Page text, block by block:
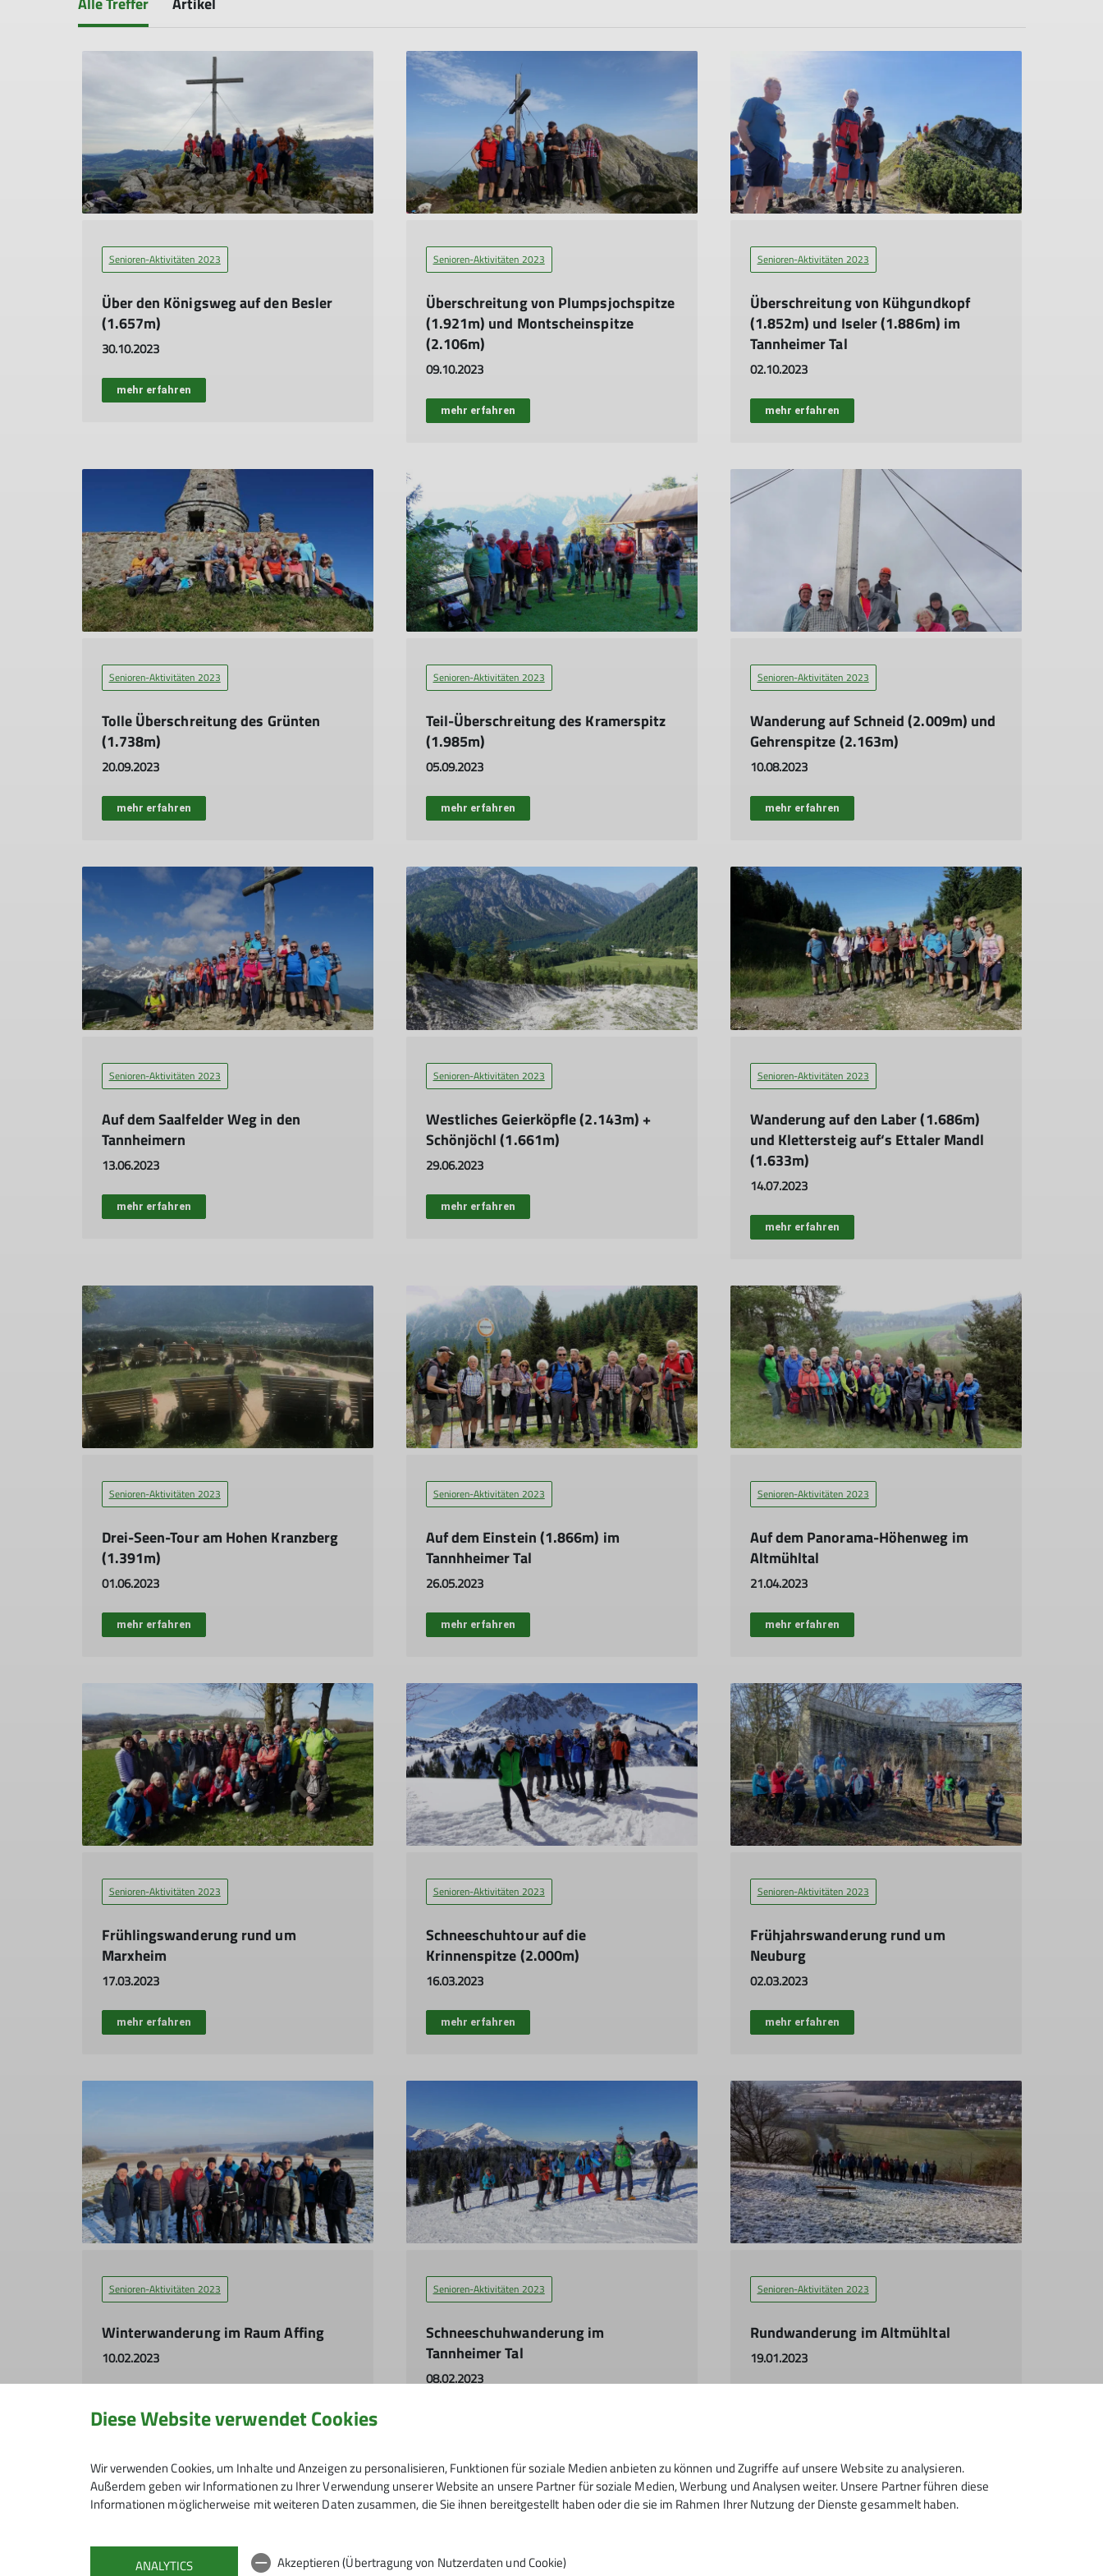
Senioren-Aktivitäten 2023
Über den Königsweg auf den Besler
(1.657m)
30.10.2023
mehr erfahren
Senioren-Aktivitäten 2023
Überschreitung von Plumpsjochspitze
(1.921m) und Montscheinspitze
(2.106m)
09.10.2023
mehr erfahren
Senioren-Aktivitäten 2023
Überschreitung von Kühgundkopf
(1.852m) und Iseler (1.886m) im
Tannheimer Tal
02.10.2023
mehr erfahren
Senioren-Aktivitäten 2023
Tolle Überschreitung des Grünten
(1.738m)
20.09.2023
mehr erfahren
Senioren-Aktivitäten 2023
Teil-Überschreitung des Kramerspitz
(1.985m)
05.09.2023
mehr erfahren
Senioren-Aktivitäten 2023
Wanderung auf Schneid (2.009m) und
Gehrenspitze (2.163m)
10.08.2023
mehr erfahren
Senioren-Aktivitäten 2023
Auf dem Saalfelder Weg in den
Tannheimern
13.06.2023
mehr erfahren
Senioren-Aktivitäten 2023
Westliches Geierköpfle (2.143m) +
Schönjöchl (1.661m)
29.06.2023
mehr erfahren
Senioren-Aktivitäten 2023
Wanderung auf den Laber (1.686m)
und Klettersteig auf‘s Ettaler Mandl
(1.633m)
14.07.2023
mehr erfahren
Senioren-Aktivitäten 2023
Drei-Seen-Tour am Hohen Kranzberg
(1.391m)
01.06.2023
mehr erfahren
Senioren-Aktivitäten 2023
Auf dem Einstein (1.866m) im
Tannhheimer Tal
26.05.2023
mehr erfahren
Senioren-Aktivitäten 2023
Auf dem Panorama-Höhenweg im
Altmühltal
21.04.2023
mehr erfahren
Senioren-Aktivitäten 2023
Frühlingswanderung rund um
Marxheim
17.03.2023
mehr erfahren
Senioren-Aktivitäten 2023
Schneeschuhtour auf die
Krinnenspitze (2.000m)
16.03.2023
mehr erfahren
Senioren-Aktivitäten 2023
Frühjahrswanderung rund um
Neuburg
02.03.2023
mehr erfahren
Senioren-Aktivitäten 2023
Winterwanderung im Raum Affing
10.02.2023
Senioren-Aktivitäten 2023
Schneeschuhwanderung im
Tannheimer Tal
08.02.2023
Senioren-Aktivitäten 2023
Rundwanderung im Altmühltal
19.01.2023
Neue Tourenberichte Senioren-Aktivitäten 2020 Senioren-Aktivitäten 2021 Senioren-Aktivitäten 2022
Diese Website verwendet Cookies
Wir verwenden Cookies, um Inhalte und Anzeigen zu personalisieren, Funktionen für soziale Medien anbieten zu können und Zugriffe auf unsere Website zu analysieren.
Außerdem geben wir Informationen zu Ihrer Verwendung unserer Website an unsere Partner für soziale Medien, Werbung und Analysen weiter. Unsere Partner führen diese
Informationen möglicherweise mit weiteren Daten zusammen, die Sie ihnen bereitgestellt haben oder die sie im Rahmen Ihrer Nutzung der Dienste gesammelt haben.
ANALYTICS Akzeptieren (Übertragung von Nutzerdaten und Cookie)